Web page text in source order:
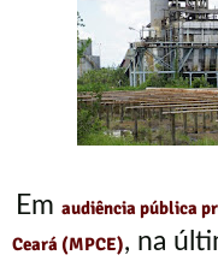
Foto
Em audiência pública
Ceará (MPCE), na